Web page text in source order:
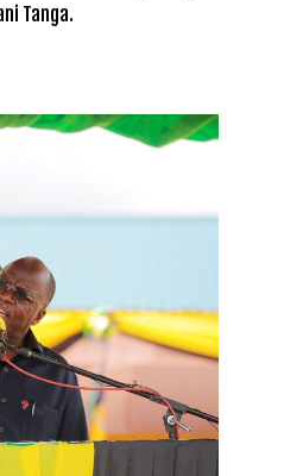
Tanga.